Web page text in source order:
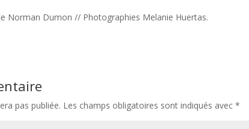
Norman Dumon // Photographies Melanie Huertas.
pas publiée. Les champs obligatoires sont indiqués avec*